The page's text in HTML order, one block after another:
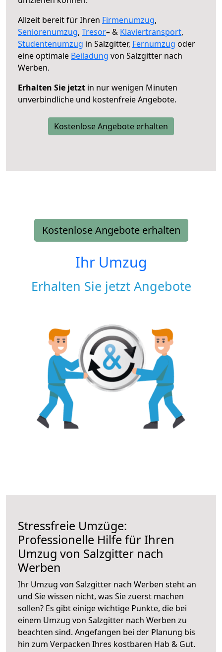
Allzeit bereit für Ihren Firmenumzug,
Seniorenumzug, Tresor– & Klaviertransport,
Studentenumzug in Salzgitter, Fernumzug oder
eine optimale Beiladung von Salzgitter nach
Werben.
Erhalten Sie jetzt in nur wenigen Minuten
unverbindliche und kostenfreie Angebote.
Kostenlose Angebote erhalten
Kostenlose Angebote erhalten
Ihr Umzug
Erhalten Sie jetzt Angebote
Stressfreie Umzüge:
Professionelle Hilfe für Ihren
Umzug von Salzgitter nach
Werben
Ihr Umzug von Salzgitter nach Werben steht an
und Sie wissen nicht, was Sie zuerst machen
sollen? Es gibt einige wichtige Punkte, die bei
einem Umzug von Salzgitter nach Werben zu
beachten sind. Angefangen bei der Planung bis
hin zum Verpacken Ihres kostbaren Hab & Gut.